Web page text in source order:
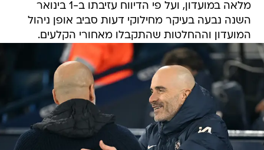
מלאה במועדון, ועל פי הדיווח עזיבתו ב-1 בינואר
השנה נבעה בעיקר מחילוקי דעות סביב אופן ניהול
המועדון וההחלטות שהתקבלו מאחורי הקלעים.